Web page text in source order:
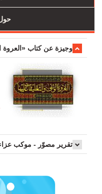
وجیزة عن کتاب «العروة